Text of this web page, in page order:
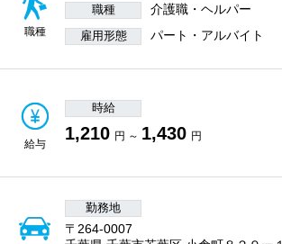
職種
職種 介護職・ヘルパー
雇用形態 パート・アルバイト
給与
時給
1,210 円 ～ 1,430 円
勤務地
〒264-0007